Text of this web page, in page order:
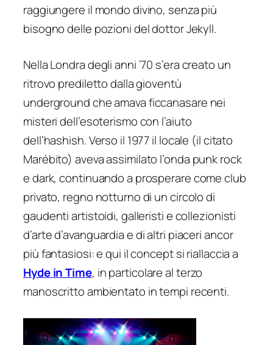
raggiungere il mondo divino, senza più
bisogno delle pozioni del dottor Jekyll.
Nella Londra degli anni ’70 s’era creato un
ritrovo prediletto dalla gioventù
underground che amava ficcanasare nei
misteri dell’esoterismo con l’aiuto
dell’hashish. Verso il 1977 il locale (il citato
Marébito) aveva assimilato l’onda punk rock
e dark, continuando a prosperare come club
privato, regno notturno di un circolo di
gaudenti artistoidi, galleristi e collezionisti
d’arte d’avanguardia e di altri piaceri ancor
più fantasiosi: e qui il concept si riallaccia a
Hyde in Time, in particolare al terzo
manoscritto ambientato in tempi recenti.